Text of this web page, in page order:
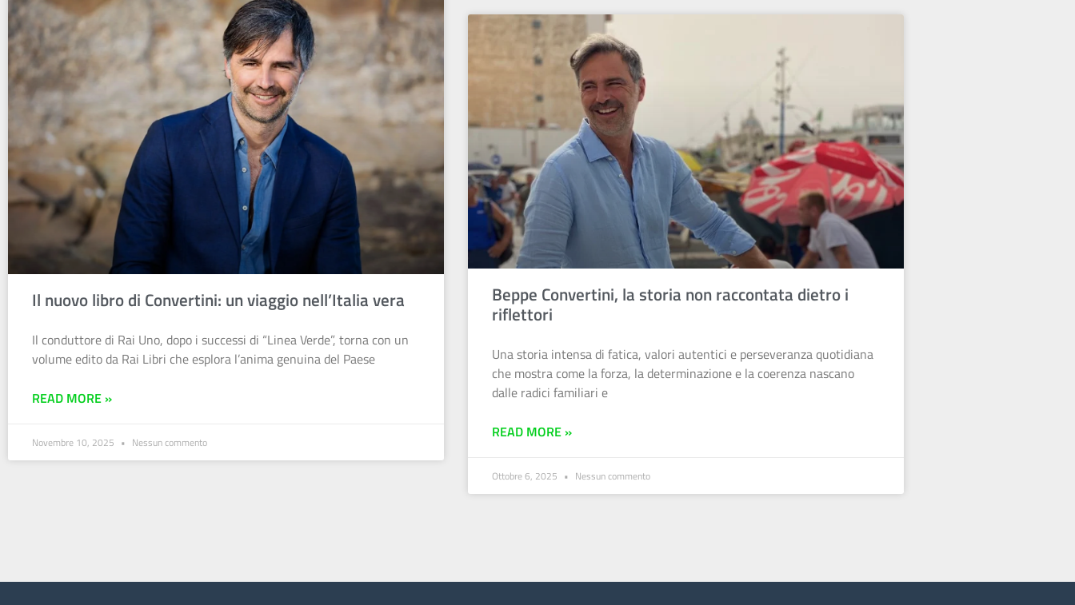
Il nuovo libro di Convertini: un viaggio nell’Italia vera
Il conduttore di Rai Uno, dopo i successi di “Linea Verde”, torna con un
volume edito da Rai Libri che esplora l’anima genuina del Paese
READ MORE »
Novembre 10, 2025 Nessun commento
Beppe Convertini, la storia non raccontata dietro i
riflettori
Una storia intensa di fatica, valori autentici e perseveranza quotidiana
che mostra come la forza, la determinazione e la coerenza nascano
dalle radici familiari e
READ MORE »
Ottobre 6, 2025 Nessun commento